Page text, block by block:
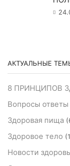
АКТУАЛЬНЫЕ
8 ПРИНЦИПОВ
Вопросы ответы
Здоровая пища
Здоровое тело
Новости